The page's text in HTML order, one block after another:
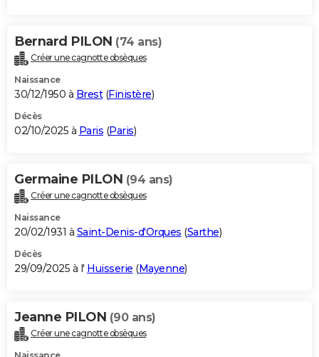
Bernard PILON (74 ans)
Créer une cagnotte obsèques
Naissance
30/12/1950 à Brest(Finistère)
Décès
02/10/2025 à Paris (Paris)
Germaine PILON (94 ans)
Créer une cagnotte obsèques
Naissance
20/02/1931 à Saint-Denis-d'Orques (Sarthe)
Décès
29/09/2025 à l' Huisserie (Mayenne)
Jeanne PILON (90 ans)
Créer une cagnotte obsèques